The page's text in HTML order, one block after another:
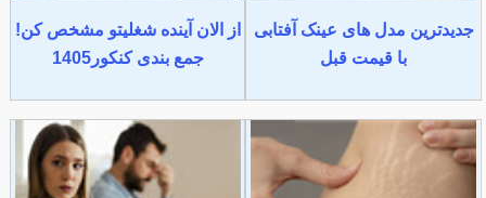
جدیدترین مدل های عینک آفتابی
با قیمت قبل
از الان آینده شغلیتو مشخص کن!
جمع بندی کنکور1405